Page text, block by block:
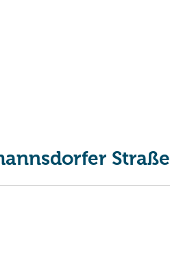
Straße